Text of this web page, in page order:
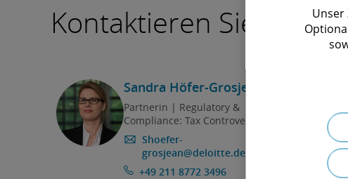
Kontaktieren Sie uns
Sandra Höfer-Grosjean
Partnerin | Regulatory &
Compliance: Tax Controversy
Shoefer-
grosjean@deloitte.de
+49 211 8772 3496
Unser